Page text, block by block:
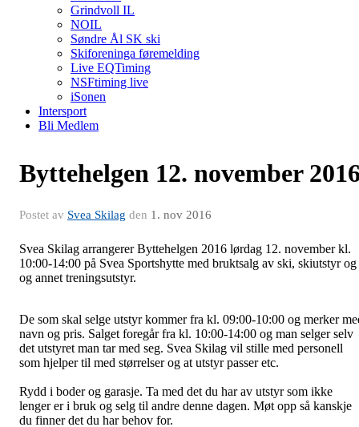
Grindvoll IL
NOIL
Søndre Ål SK ski
Skiforeninga føremelding
Live EQTiming
NSFtiming live
iSonen
Intersport
Bli Medlem
Byttehelgen 12. november
Postet av Svea Skilag den 1. nov 2016
Svea Skilag arrangerer Byttehelgen 2016 lørdag 12. november kl.
10:00-14:00 på Svea Sportshytte med bruktsalg av ski, skiutstyr og
og annet treningsutstyr.
De som skal selge utstyr kommer fra kl. 09:00-10:00 og merker
navn og pris. Salget foregår fra kl. 10:00-14:00 og man selger selv
det utstyret man tar med seg. Svea Skilag vil stille med personell
som hjelper til med størrelser og at utstyr passer etc.
Rydd i boder og garasje. Ta med det du har av utstyr som ikke
lenger er i bruk og selg til andre denne dagen. Møt opp så kanskje
du finner det du har behov for.